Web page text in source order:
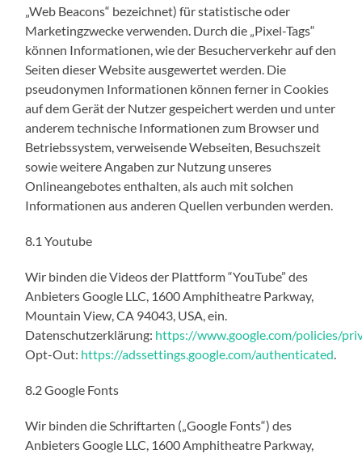
„Web Beacons“ bezeichnet) für statistische oder
Marketingzwecke verwenden. Durch die „Pixel-Tags“
können Informationen, wie der Besucherverkehr auf den
Seiten dieser Website ausgewertet werden. Die
pseudonymen Informationen können ferner in Cookies
auf dem Gerät der Nutzer gespeichert werden und unter
anderem technische Informationen zum Browser und
Betriebssystem, verweisende Webseiten, Besuchszeit
sowie weitere Angaben zur Nutzung unseres
Onlineangebotes enthalten, als auch mit solchen
Informationen aus anderen Quellen verbunden werden.
8.1 Youtube
Wir binden die Videos der Plattform “YouTube” des
Anbieters Google LLC, 1600 Amphitheatre Parkway,
Mountain View, CA 94043, USA, ein.
Datenschutzerklärung: https://www.google.com/policies/
Opt-Out: https://adssettings.google.com/authenticated
8.2 Google Fonts
Wir binden die Schriftarten („Google Fonts“) des
Anbieters Google LLC, 1600 Amphitheatre Parkway,